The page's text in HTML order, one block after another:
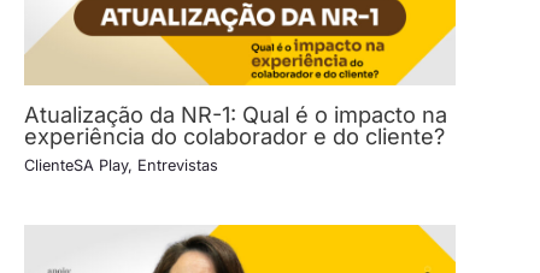
Atualização da NR-1: Qual é o impacto na
experiência do colaborador e do cliente?
ClienteSA Play, Entrevistas